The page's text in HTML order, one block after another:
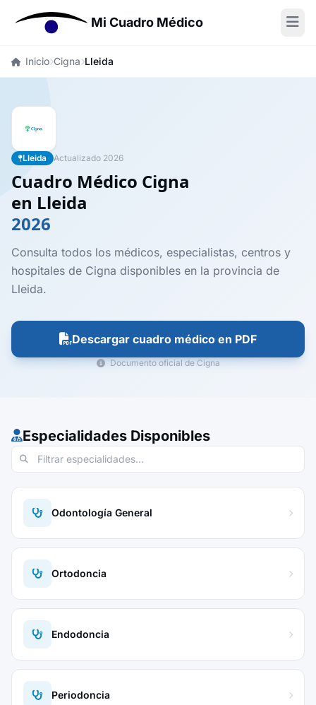
Mi Cuadro Médico
Inicio Cigna Lleida
Lleida Actualizado 2026
Cuadro Médico Cigna
en Lleida
2026
Consulta todos los médicos, especialistas, centros y
hospitales de Cigna disponibles en la provincia de
Lleida.
Descargar cuadro médico en PDF
Documento oficial de Cigna
Especialidades Disponibles
Odontología General
Ortodoncia
Endodoncia
Periodoncia